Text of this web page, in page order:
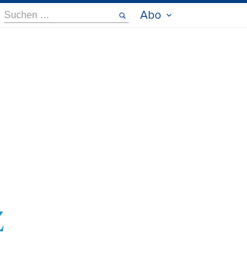
Suche
nach:
Abo